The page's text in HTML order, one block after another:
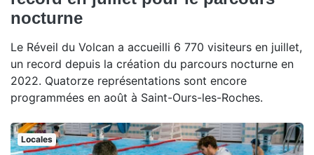
nocturne
Le Réveil du Volcan a accueilli 6 770 visiteurs en juillet,
un record depuis la création du parcours nocturne en
2022. Quatorze représentations sont encore
programmées en août à Saint-Ours-les-Roches.
Locales